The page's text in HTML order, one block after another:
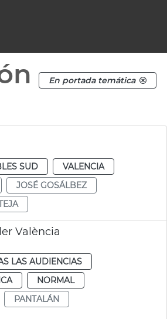
En portada temática
SUD
VALENCIA
JOSÉ GOSÁLBEZ
València
LAS AUDIENCIAS
NORMAL
PANTALÁN